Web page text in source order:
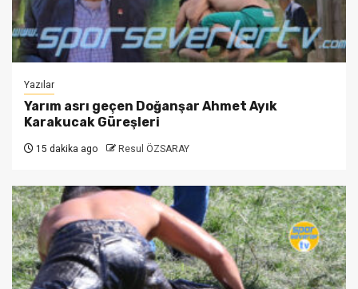
Yazılar
Yarım asrı geçen Doğanşar Ahmet Ayık
Karakucak Güreşleri
15 dakika ago Resul ÖZSARAY